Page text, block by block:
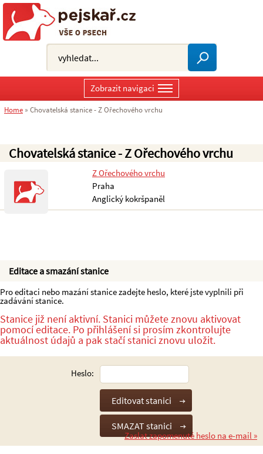
Chovatelská stanice - Z Ořechového vrchu
Z Ořechového vrchu
Praha
Anglický kokršpaněl
Editace a smazání stanice
Pro editaci nebo mazání stanice zadejte heslo, které jste vyplnili při
zadávání stanice.
Stanice již není aktivní. Stanici můžete znovu aktivovat
pomocí editace. Po přihlášení si prosím zkontrolujte
aktuálnost údajů a pak stačí stanici znovu uložit.
Heslo:
Zaslat zapomenuté heslo na e-mail »
Zobrazit navigaci
Home » Chovatelská stanice - Z Ořechového vrchu